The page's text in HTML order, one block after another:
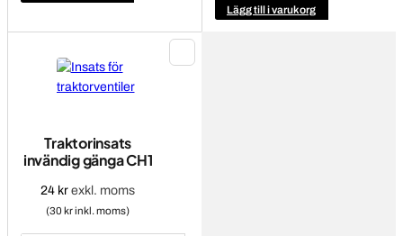
Lägg till i varukorg
Traktorinsats
invändig gänga CH1
24 kr exkl. moms
(30 kr inkl. moms)